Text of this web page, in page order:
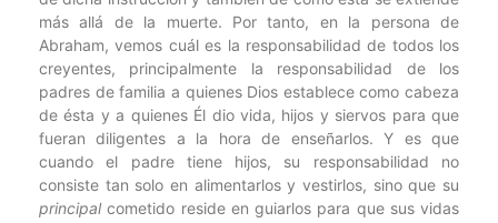
más allá de la muerte. Por tanto, en la persona de
Abraham, vemos cuál es la responsabilidad de todos los
creyentes, principalmente la responsabilidad de los
padres de familia a quienes Dios establece como cabeza
de ésta y a quienes Él dio vida, hijos y siervos para que
fueran diligentes a la hora de enseñarlos. Y es que
cuando el padre tiene hijos, su responsabilidad no
consiste tan solo en alimentarlos y vestirlos, sino que su
principalcometido reside en guiarlos para que sus vidas